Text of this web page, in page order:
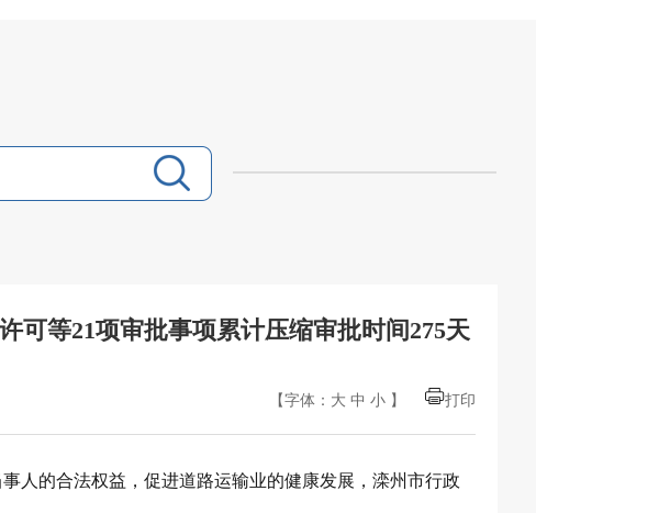
可等21项审批事项累计压缩审批时间275天
【字体： 大 中 小 】 打印
人的合法权益，促进道路运输业的健康发展，滦州市行政